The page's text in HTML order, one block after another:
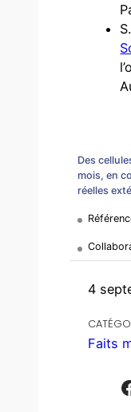
Des
mois, en
réelles
4
Faits
Facebook